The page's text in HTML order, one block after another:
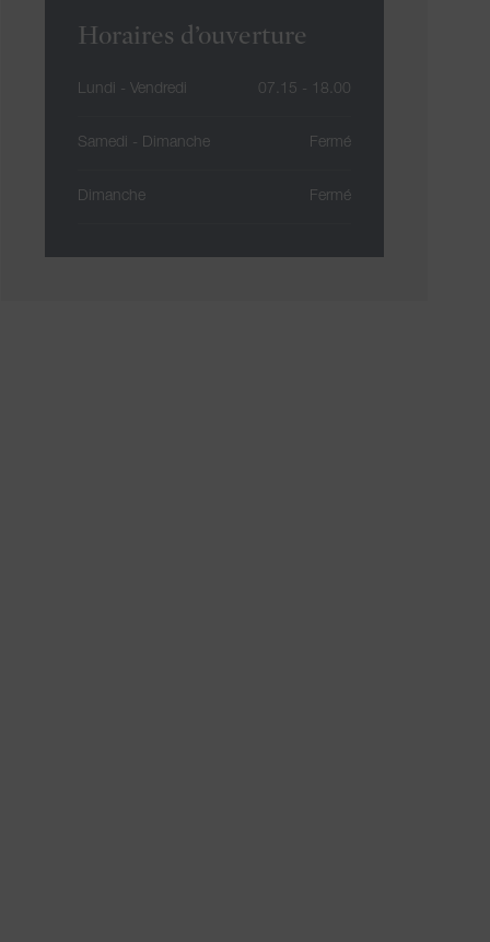
Horaires d’ouverture
Lundi - Vendredi 07.15 - 18.00
Samedi - Dimanche Fermé
Dimanche Fermé